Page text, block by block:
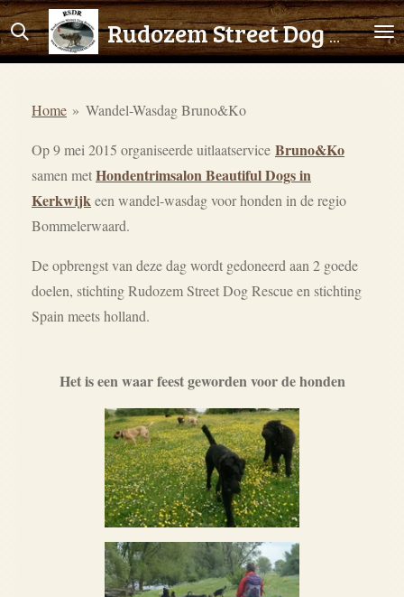
Ga
direct
hoofdinhoud
Rudozem Street Dog Rescue
Home » Wandel-Wasdag Bruno&Ko
Op 9 mei 2015 organiseerde uitlaatservice Bruno&Ko
samen metHondentrimsalon Beautiful Dogs in
Kerkwijkeen wandel-wasdag voor honden in de regio
Bommelerwaard.
De opbrengst van deze dag wordt gedoneerd aan 2 goede
doelen, stichting Rudozem Street Dog Rescue en stichting
Spain meets holland.
Het is een waar feest geworden voor de honden